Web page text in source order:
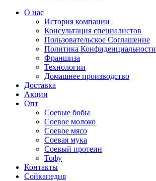
О нас
История компании
Консультация специалистов
Пользовательское Соглашение
Политика Конфиденциальности
Франшиза
Технологии
Домашнее производство
Доставка
Акции
Опт
Соевые бобы
Соевое молоко
Соевое мясо
Соевая мука
Соевый протеин
Тофу
Контакты
Сойкапедия